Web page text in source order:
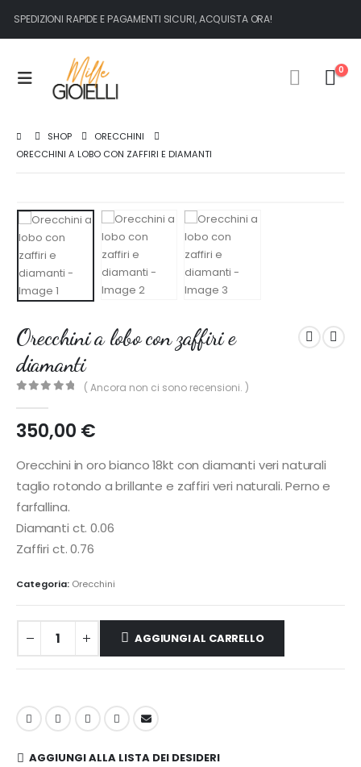
SPEDIZIONI RAPIDE E PAGAMENTI SICURI, ACQUISTA ORA!
0
SHOP
ORECCHINI
ORECCHINI A LOBO CON ZAFFIRI E DIAMANTI
Orecchini a lobo con zaffiri e
diamanti
( Ancora non ci sono recensioni. )
350,00 €
Orecchini in oro bianco 18kt con diamanti veri naturali
taglio rotondo a brillante e zaffiri veri naturali. Perno e
farfallina.
Diamanti ct. 0.06
Zaffiri ct. 0.76
Categoria: Orecchini
AGGIUNGI AL CARRELLO
AGGIUNGI ALLA LISTA DEI DESIDERI